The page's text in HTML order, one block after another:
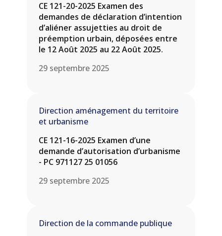
CE 121-20-2025 Examen des
demandes de déclaration d’intention
d’aliéner assujetties au droit de
préemption urbain, déposées entre
le 12 Août 2025 au 22 Août 2025.
29 septembre 2025
Direction aménagement du territoire
et urbanisme
CE 121-16-2025 Examen d’une
demande d’autorisation d’urbanisme
- PC 971127 25 01056
29 septembre 2025
Direction de la commande publique